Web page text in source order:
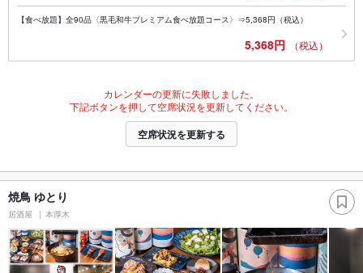
【食べ放題】全90品〈黒毛和牛プレミアム食べ放題コース〉⇒5,368円（税込）
5,368円 （税込）
カレンダーの更新に失敗しました。
下記ボタンを押して空席状況を更新してください。
空席状況を更新する
焼鳥 ゆとり
居酒屋 本厚木